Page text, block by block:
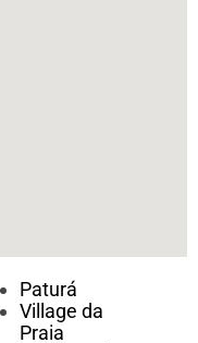
Paturá
Village da
Praia